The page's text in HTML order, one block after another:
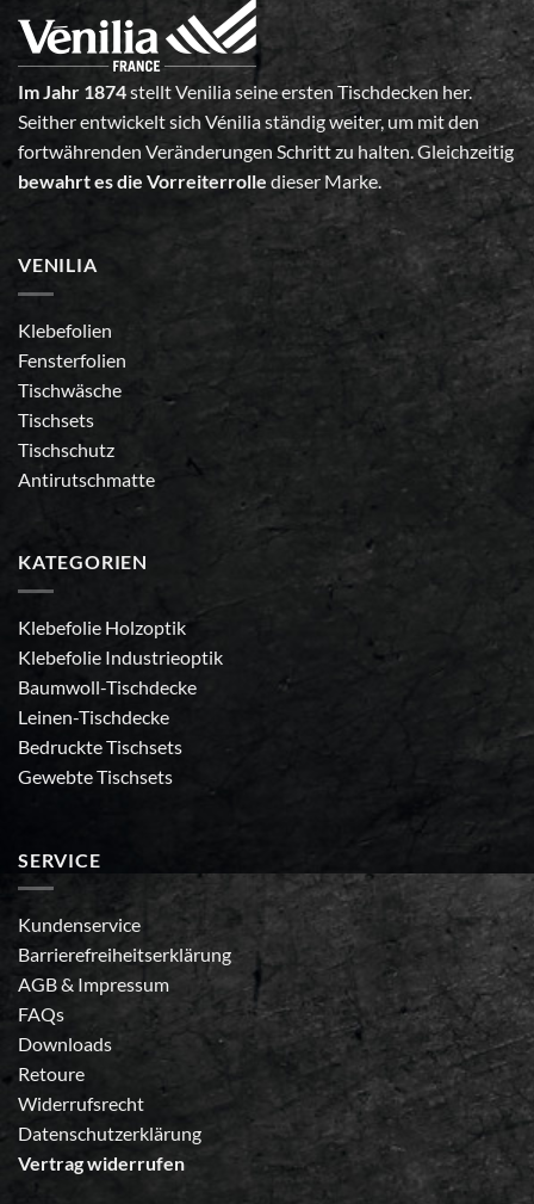
Im Jahr 1874stellt Venilia seine ersten Tischdecken her.
Seither entwickelt sich Vénilia ständig weiter, um mit den
fortwährenden Veränderungen Schritt zu halten. Gleichzeitig
bewahrt es die Vorreiterrolle dieser Marke.
VENILIA
Klebefolien
Fensterfolien
Tischwäsche
Tischsets
Tischschutz
Antirutschmatte
KATEGORIEN
Klebefolie Holzoptik
Klebefolie Industrieoptik
Baumwoll-Tischdecke
Leinen-Tischdecke
Bedruckte Tischsets
Gewebte Tischsets
SERVICE
Kundenservice
Barrierefreiheitserklärung
AGB& Impressum
FAQs
Downloads
Retoure
Widerrufsrecht
Datenschutzerklärung
Vertrag widerrufen